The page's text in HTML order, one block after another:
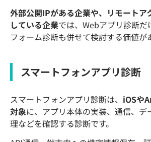
外部公開IPがある企業や、リモートア
している企業では、Webアプリ診断だ
フォーム診断も併せて検討する価値が
スマートフォンアプリ診断
スマートフォンアプリ診断は、 iOSや
対象に、アプリ本体の実装、通信、デ
理などを確認する診断です。